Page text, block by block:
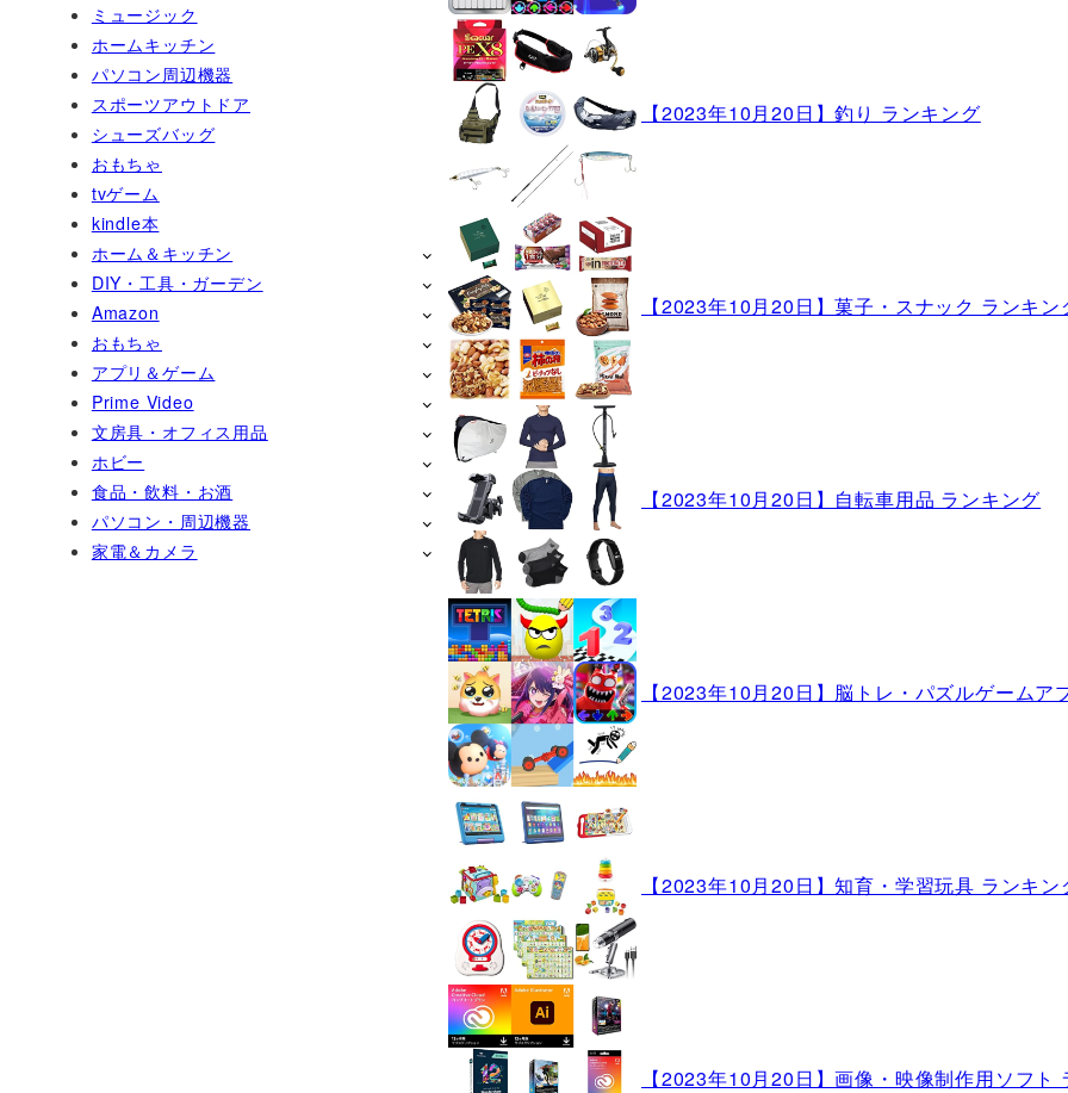
【2023年10月20日】釣り ランキング
【2023年10月20日】菓子・スナック ランキン
【2023年10月20日】自転車用品 ランキング
【2023年10月20日】脳トレ・パズルゲームア
【2023年10月20日】知育・学習玩具 ランキン
【2023年10月20日】画像・映像制作用ソフト
ミュージック
ホームキッチン
パソコン周辺機器
スポーツアウトドア
シューズバッグ
おもちゃ
tvゲーム
kindle本
ホーム＆キッチン
DIY・工具・ガーデン
Amazon
おもちゃ
アプリ＆ゲーム
Prime Video
文房具・オフィス用品
ホビー
食品・飲料・お酒
パソコン・周辺機器
家電＆カメラ